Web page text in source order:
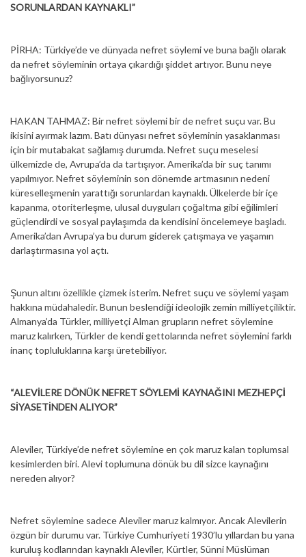
SORUNLARDAN KAYNAKLI”
PİRHA: Türkiye’de ve dünyada nefret söylemi ve buna bağlı olarak
da nefret söyleminin ortaya çıkardığı şiddet artıyor. Bunu neye
bağlıyorsunuz?
HAKAN TAHMAZ: Bir nefret söylemi bir de nefret suçu var. Bu
ikisini ayırmak lazım. Batı dünyası nefret söyleminin yasaklanması
için bir mutabakat sağlamış durumda. Nefret suçu meselesi
ülkemizde de, Avrupa’da da tartışıyor. Amerika’da bir suç tanımı
yapılmıyor. Nefret söyleminin son dönemde artmasının nedeni
küreselleşmenin yarattığı sorunlardan kaynaklı. Ülkelerde bir içe
kapanma, otoriterleşme, ulusal duyguları çoğaltma gibi eğilimleri
güçlendirdi ve sosyal paylaşımda da kendisini öncelemeye başladı.
Amerika’dan Avrupa’ya bu durum giderek çatışmaya ve yaşamın
darlaştırmasına yol açtı.
Şunun altını özellikle çizmek isterim. Nefret suçu ve söylemi yaşam
hakkına müdahaledir. Bunun beslendiği ideolojik zemin milliyetçiliktir.
Almanya’da Türkler, milliyetçi Alman grupların nefret söylemine
maruz kalırken, Türkler de kendi gettolarında nefret söylemini farklı
inanç topluluklarına karşı üretebiliyor.
“ALEVİLERE DÖNÜK NEFRET SÖYLEMİ KAYNAĞINI MEZHEPÇİ
SİYASETİNDEN ALIYOR”
Aleviler, Türkiye’de nefret söylemine en çok maruz kalan toplumsal
kesimlerden biri. Alevi toplumuna dönük bu dil sizce kaynağını
nereden alıyor?
Nefret söylemine sadece Aleviler maruz kalmıyor. Ancak Alevilerin
özgün bir durumu var. Türkiye Cumhuriyeti 1930’lu yıllardan bu yana
kuruluş kodlarından kaynaklı Aleviler, Kürtler, Sünni Müslüman